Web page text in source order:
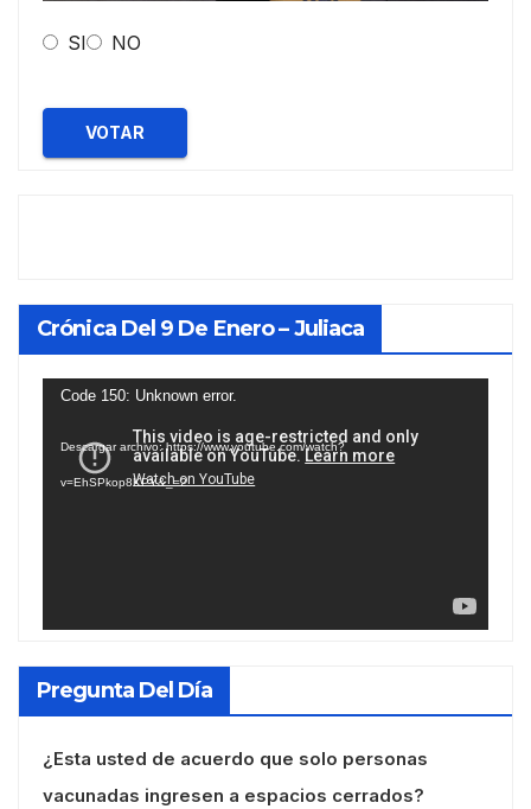
SI NO
VOTAR
Crónica Del 9 De Enero – Juliaca
Reproductor
vídeo
Code 150: Unknown error.
Descargar archivo: https://www.youtube.com/watch?
v=EhSPkop8KPY&_=2
Pregunta Del Día
¿Esta usted de acuerdo que solo personas
vacunadas ingresen a espacios cerrados?